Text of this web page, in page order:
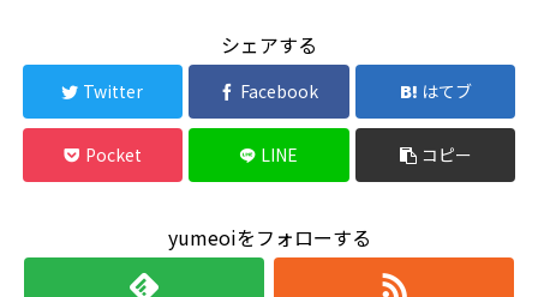
シェアする
Twitter Facebook はてブ
Pocket LINE コピー
yumeoiをフォローする